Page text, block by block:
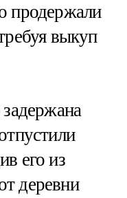
продержали
выкуп
его из
деревни